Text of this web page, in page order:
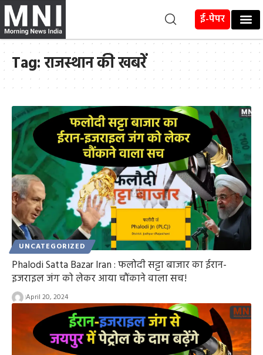
ई-पेपर
Tag:राजस्थान की खबरें
UNCATEGORIZED
Phalodi Satta Bazar Iran : फलोदी सट्टा बाजार का ईरान-
इजराइल जंग को लेकर आया चौंकाने वाला सच!
April 20, 2024